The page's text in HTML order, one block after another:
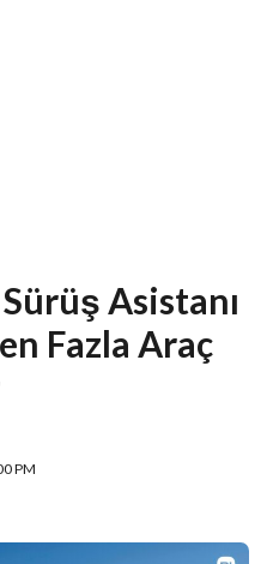
Asistanı
Fazla Araç
PM